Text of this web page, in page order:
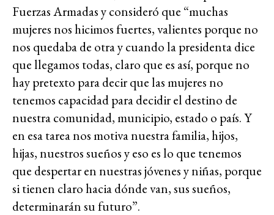
Fuerzas Armadas y consideró que “muchas
mujeres nos hicimos fuertes, valientes porque no
nos quedaba de otra y cuando la presidenta dice
que llegamos todas, claro que es así, porque no
hay pretexto para decir que las mujeres no
tenemos capacidad para decidir el destino de
nuestra comunidad, municipio, estado o país. Y
en esa tarea nos motiva nuestra familia, hijos,
hijas, nuestros sueños y eso es lo que tenemos
que despertar en nuestras jóvenes y niñas, porque
si tienen claro hacia dónde van, sus sueños,
determinarán su futuro”.